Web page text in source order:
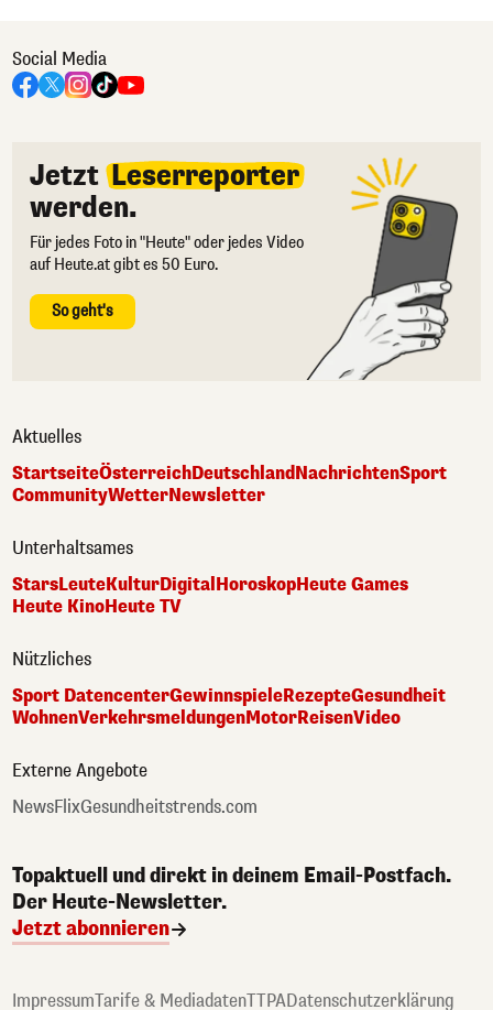
Social Media
Jetzt Leserreporter
werden.
Für jedes Foto in "Heute" oder jedes Video
auf Heute.at gibt es 50 Euro.
So geht's
Aktuelles
StartseiteÖsterreichDeutschlandNachrichtenSport
CommunityWetterNewsletter
Unterhaltsames
StarsLeuteKulturDigital HoroskopHeute Games
Heute KinoHeute TV
Nützliches
Sport DatencenterGewinnspieleRezepteGesundheit
WohnenVerkehrsmeldungenMotorReisenVideo
Externe Angebote
NewsFlixGesundheitstrends.com
Topaktuell und direkt in deinem Email-Postfach.
Der Heute-Newsletter.
Jetzt abonnieren
ImpressumTarife & MediadatenTTPADatenschutzerklärung